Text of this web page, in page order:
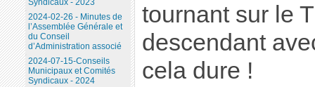
tournant sur le
descendant
cela dure !
Syndicaux - 2023
2024-02-26 - Minutes de
l’Assemblée Générale et
du Conseil
d’Administration associé
2024-07-15-Conseils
Municipaux et Comités
Syndicaux - 2024